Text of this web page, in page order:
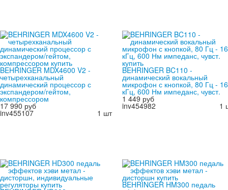
BEHRINGER MDX4600 V2 -
четырехканальный
динамический процессор с
экспандером/гейтом,
компрессором
17 990 руб
1 шт
inv455107
BEHRINGER BC110 -
динамический вокальный
микрофон с кнопкой, 80 Гц - 16
кГц, 600 Нм импеданс, чувст.
1 449 руб
1
inv454982
BEHRINGER HM300 педаль